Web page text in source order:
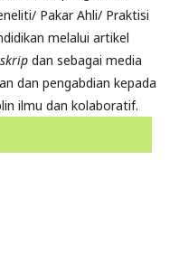
Pakar Ahli/ Praktisi
melalui artikel
dan sebagai media
dan pengabdian kepada
ilmu dan kolaboratif.